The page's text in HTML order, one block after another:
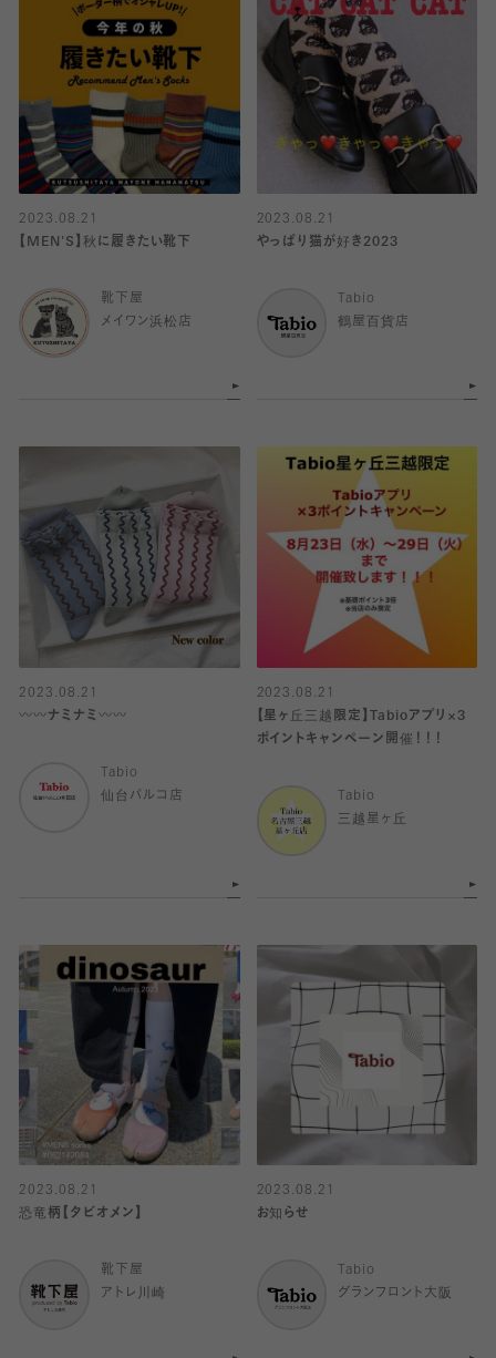
2023.08.21
【MEN'S】秋に履きたい靴下
靴下屋
メイワン浜松店
2023.08.21
やっぱり猫が好き2023
Tabio
鶴屋百貨店
2023.08.21
〰〰ナミナミ〰〰
Tabio
仙台パルコ店
2023.08.21
【星ヶ丘三越限定】Tabioアプリ×3
ポイントキャンペーン開催！！！
Tabio
三越星ヶ丘
2023.08.21
恐竜柄【タビオメン】
靴下屋
アトレ川崎
2023.08.21
お知らせ
Tabio
グランフロント大阪